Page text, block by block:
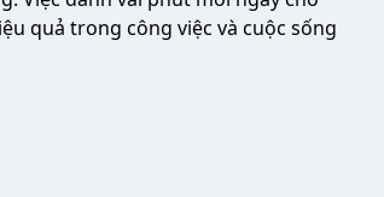
quả trong công việc và cuộc sống